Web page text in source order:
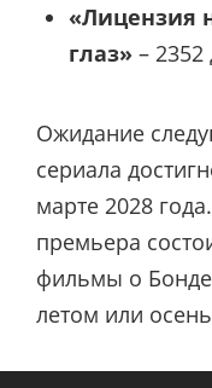
«Лицензия
глаз» – 2352
Ожидание
сериала
марте 2028
премьера
фильмы о
летом или